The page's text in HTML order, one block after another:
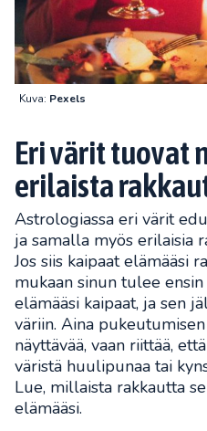
Kuva: Pexels
Eri värit tuovat
erilaista
Astrologiassa eri värit
ja samalla myös erilaisia
Jos siis kaipaat elämääsi
mukaan sinun tulee
elämääsi kaipaat, ja sen
väriin. Aina
näyttävää, vaan riittää,
väristä huulipunaa tai
Lue, millaista rakkautta
elämääsi.